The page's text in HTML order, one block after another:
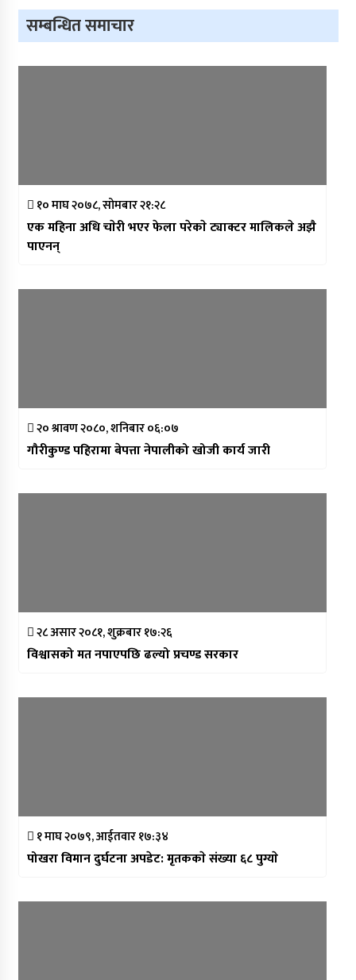
सम्बन्धित समाचार
१० माघ २०७८, सोमबार २१:२८
एक महिना अधि चाेरी भएर फेला परेकाे ट्याक्टर मालिकले अझै
पाएनन्
२० श्रावण २०८०, शनिबार ०६:०७
गौरीकुण्ड पहिरामा बेपत्ता नेपालीको खोजी कार्य जारी
२८ असार २०८१, शुक्रबार १७:२६
विश्वासको मत नपाएपछि ढल्यो प्रचण्ड सरकार
१ माघ २०७९, आईतवार १७:३४
पोखरा विमान दुर्घटना अपडेट: मृतककाे संख्या ६८ पुग्याे